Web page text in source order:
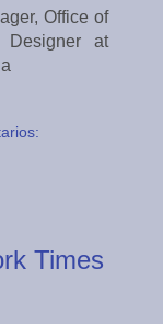
Office of
Designer at
Times